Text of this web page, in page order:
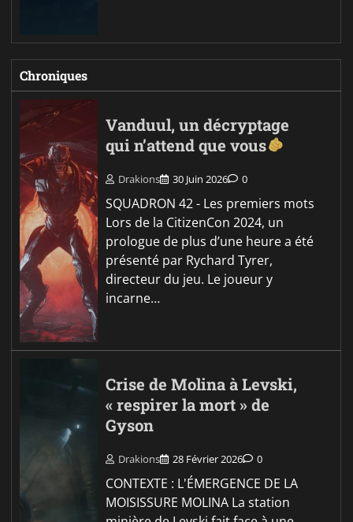
Chroniques
Vanduul, un décryptage
qui n’attend que vous
Drakions 30 Juin 2026 0
SQUADRON 42 - Les premiers mots
Lors de la CitizenCon 2024, un
prologue de plus d’une heure a été
présenté par Rychard Tyrer,
directeur du jeu. Le joueur y
incarne…
Crise de Molina à Levski,
« respirer la mort » de
Gyson
Drakions 28 Février 2026 0
CONTEXTE : L'ÉMERGENCE DE LA
MOISISSURE MOLINA La station